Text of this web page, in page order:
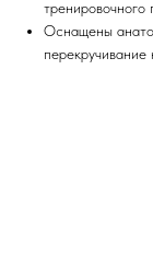
тренировочного
Оснащены
перекручивание